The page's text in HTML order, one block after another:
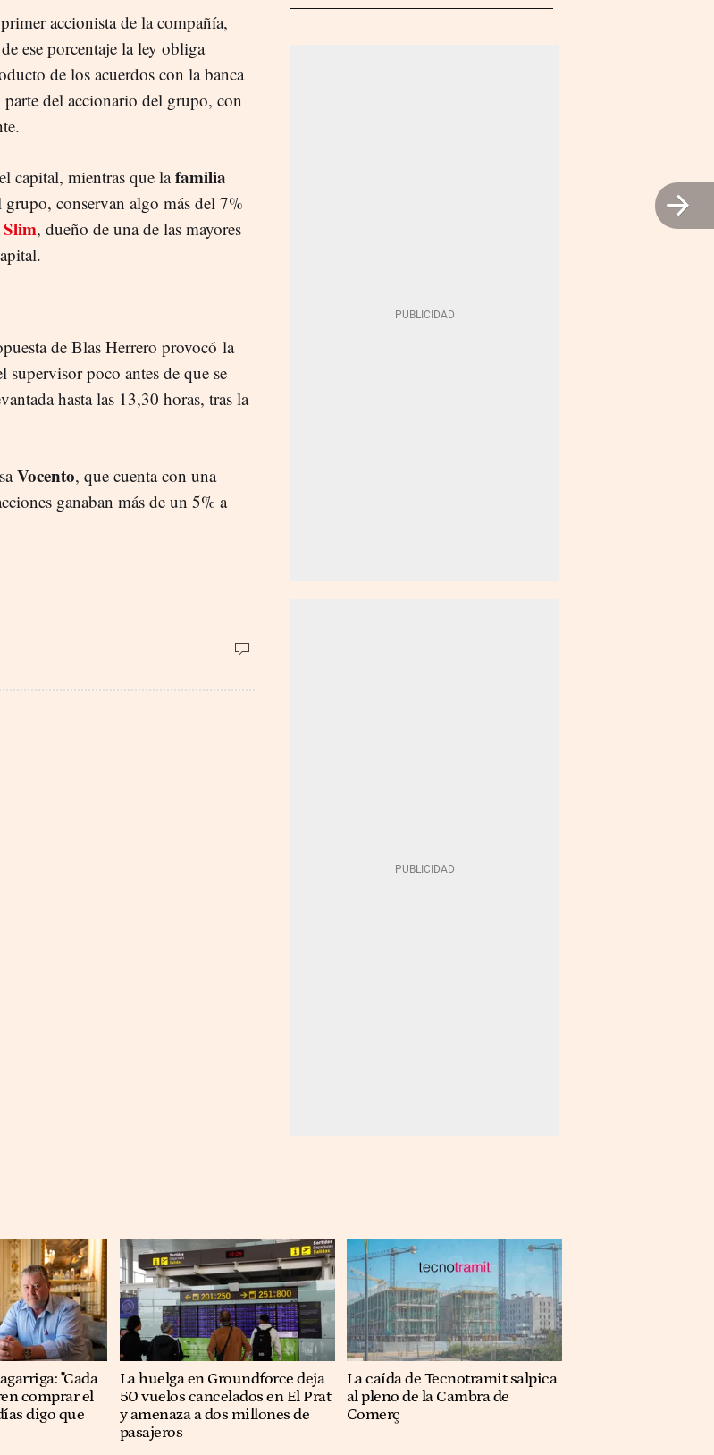
accionista de la compañía,
ese porcentaje la ley obliga
de los acuerdos con la banca
del accionario del grupo, con
capital, mientras que lafamilia
conservan algo más del 7%
, dueño de una de las mayores
de Blas Herrero provocó la
supervisor poco antes de que se
hasta las 13,30 horas, tras la
Vocento, que cuenta con una
ganaban más de un 5% a
"Cada
comprar el
digo que
La huelga en Groundforce deja
50 vuelos cancelados en El Prat
y amenaza a dos millones de
pasajeros
La caída de Tecnotramit salpica
al pleno de la Cambra de
Comerç